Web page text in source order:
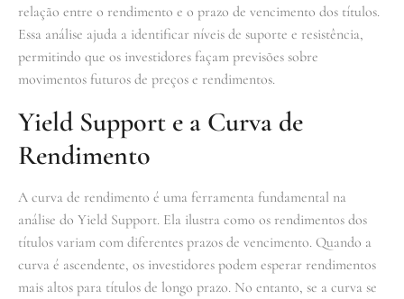
relação entre o rendimento e o prazo de vencimento dos títulos.
Essa análise ajuda a identificar níveis de suporte e resistência,
permitindo que os investidores façam previsões sobre
movimentos futuros de preços e rendimentos.
Yield Support e a Curva de
Rendimento
A curva de rendimento é uma ferramenta fundamental na
análise do Yield Support. Ela ilustra como os rendimentos dos
títulos variam com diferentes prazos de vencimento. Quando a
curva é ascendente, os investidores podem esperar rendimentos
mais altos para títulos de longo prazo. No entanto, se a curva se